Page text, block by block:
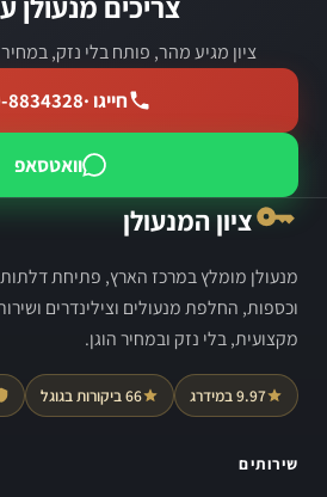
ציון מגיע מהר, פותח בלי נזק,
חייגו ·8834328
וואטסאפ
ציון המנעולן
מנעולן מומלץ במרכז הארץ, פתיחת
וכספות, החלפת מנעולים וצילינדרים
מקצועית, בלי נזק ובמחיר הוגן.
9.97 במידרג 66 ביקורות בגוגל
שירותים